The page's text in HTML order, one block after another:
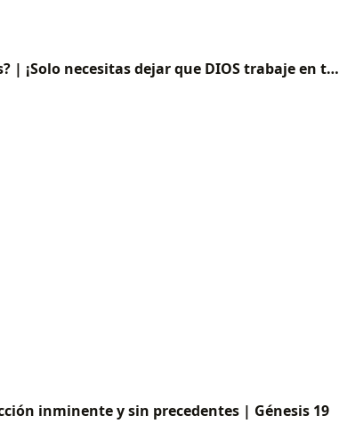
Las Adicciones | ¿Cómo vencerlas? | ¡Solo necesitas dejar que DIOS trabaje en tu Vida!
inminente y sin precedentes | Génesis 19